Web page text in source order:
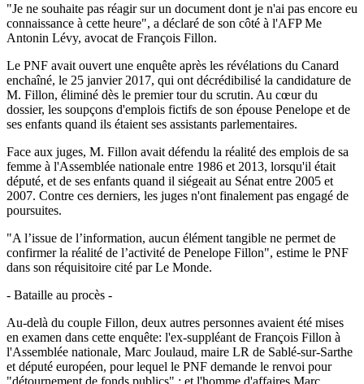
"Je ne souhaite pas réagir sur un document dont je n'ai pas encore eu
connaissance à cette heure", a déclaré de son côté à l'AFP Me
Antonin Lévy, avocat de François Fillon.
Le PNF avait ouvert une enquête après les révélations du Canard
enchaîné, le 25 janvier 2017, qui ont décrédibilisé la candidature de
M. Fillon, éliminé dès le premier tour du scrutin. Au cœur du
dossier, les soupçons d'emplois fictifs de son épouse Penelope et de
ses enfants quand ils étaient ses assistants parlementaires.
Face aux juges, M. Fillon avait défendu la réalité des emplois de sa
femme à l'Assemblée nationale entre 1986 et 2013, lorsqu'il était
député, et de ses enfants quand il siégeait au Sénat entre 2005 et
2007. Contre ces derniers, les juges n'ont finalement pas engagé de
poursuites.
"A l’issue de l’information, aucun élément tangible ne permet de
confirmer la réalité de l’activité de Penelope Fillon", estime le PNF
dans son réquisitoire cité par Le Monde.
- Bataille au procès -
Au-delà du couple Fillon, deux autres personnes avaient été mises
en examen dans cette enquête: l'ex-suppléant de François Fillon à
l'Assemblée nationale, Marc Joulaud, maire LR de Sablé-sur-Sarthe
et député européen, pour lequel le PNF demande le renvoi pour
"détournement de fonds publics" ; et l'homme d'affaires Marc